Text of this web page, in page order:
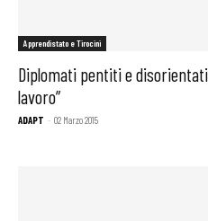
Apprendistato e Tirocini
Diplomati pentiti e
lavoro”
ADAPT - 02 Marzo 2015